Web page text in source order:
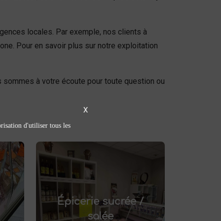
locales. Par exemple, nos clients à
Pour en savoir plus sur notre exploitation
sommes à votre écoute pour toute question ou
Épicerie sucrée /
salée
Épicerie sucrée /
salée
Découvrez notre
épicerie sucrée
et salée à Saint-Saulve
Confitures artisanales,
conserves maison, plats
X
d'utiliser tous les